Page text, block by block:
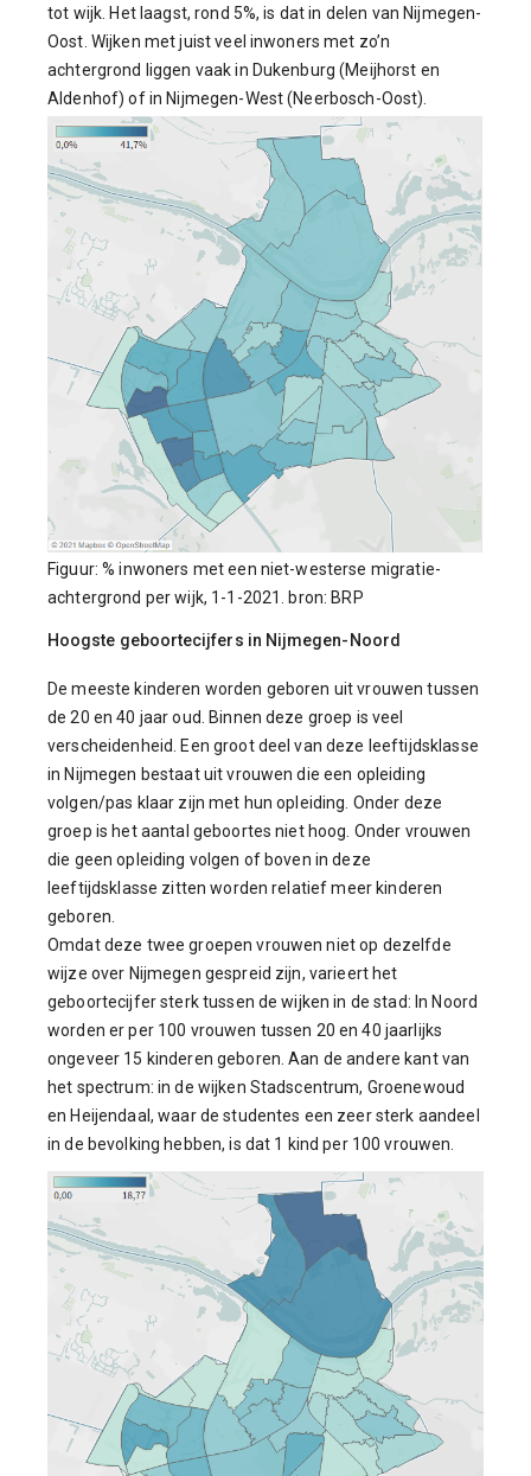
tot wijk. Het laagst, rond 5%, is dat in delen van Nijmegen-
Oost. Wijken met juist veel inwoners met zo’n
achtergrond liggen vaak in Dukenburg (Meijhorst en
Aldenhof) of in Nijmegen-West (Neerbosch-Oost).
Figuur: % inwoners met een niet-westerse migratie-
achtergrond per wijk, 1-1-2021. bron: BRP
Hoogste geboortecijfers in Nijmegen-Noord
De meeste kinderen worden geboren uit vrouwen tussen
de 20 en 40 jaar oud. Binnen deze groep is veel
verscheidenheid. Een groot deel van deze leeftijdsklasse
in Nijmegen bestaat uit vrouwen die een opleiding
volgen/pas klaar zijn met hun opleiding. Onder deze
groep is het aantal geboortes niet hoog. Onder vrouwen
die geen opleiding volgen of boven in deze
leeftijdsklasse zitten worden relatief meer kinderen
geboren.
Omdat deze twee groepen vrouwen niet op dezelfde
wijze over Nijmegen gespreid zijn, varieert het
geboortecijfer sterk tussen de wijken in de stad: In Noord
worden er per 100 vrouwen tussen 20 en 40 jaarlijks
ongeveer 15 kinderen geboren. Aan de andere kant van
het spectrum: in de wijken Stadscentrum, Groenewoud
en Heijendaal, waar de studentes een zeer sterk aandeel
in de bevolking hebben, is dat 1 kind per 100 vrouwen.